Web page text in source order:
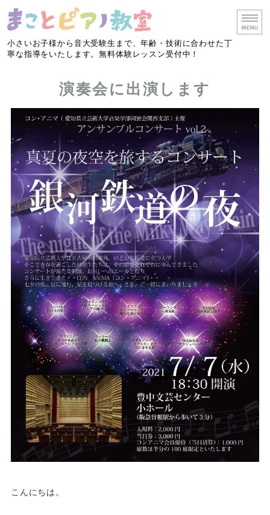
小さいお子様から音大受験生まで、年齢・技術に合わせた丁
寧な指導をいたします。無料体験レッスン受付中！
リトミック
教室概要
お問い合わせ
演奏会に出演します
こんにちは。